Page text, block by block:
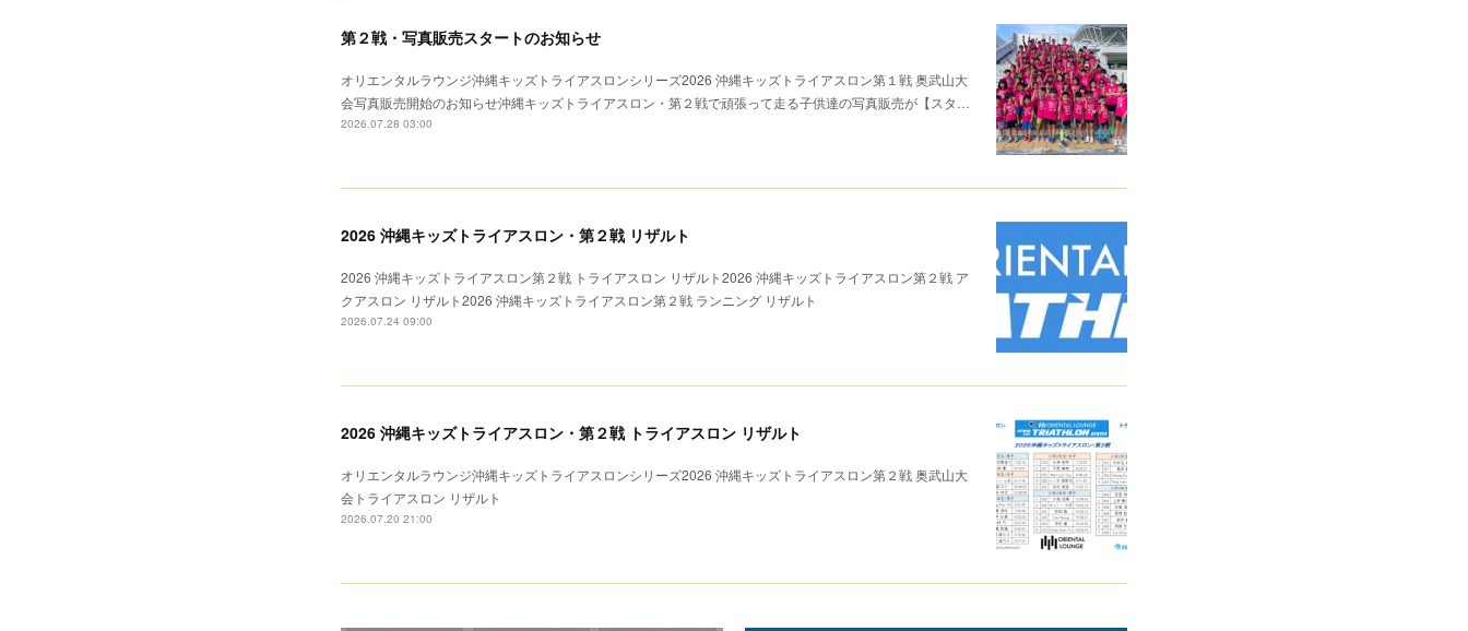
第２戦・写真販売スタートのお知らせ
オリエンタルラウンジ沖縄キッズトライアスロンシリーズ2026 沖縄キッズトライアスロン第１戦 奥武山大
会写真販売開始のお知らせ沖縄キッズトライアスロン・第２戦で頑張って走る子供達の写真販売が【スタ…
2026.07.28 03:00
2026 沖縄キッズトライアスロン・第２戦 リザルト
2026 沖縄キッズトライアスロン第２戦 トライアスロン リザルト2026 沖縄キッズトライアスロン第２戦 ア
クアスロン リザルト2026 沖縄キッズトライアスロン第２戦 ランニング リザルト
2026.07.24 09:00
2026 沖縄キッズトライアスロン・第２戦 トライアスロン リザルト
オリエンタルラウンジ沖縄キッズトライアスロンシリーズ2026 沖縄キッズトライアスロン第２戦 奥武山大
会トライアスロン リザルト
2026.07.20 21:00